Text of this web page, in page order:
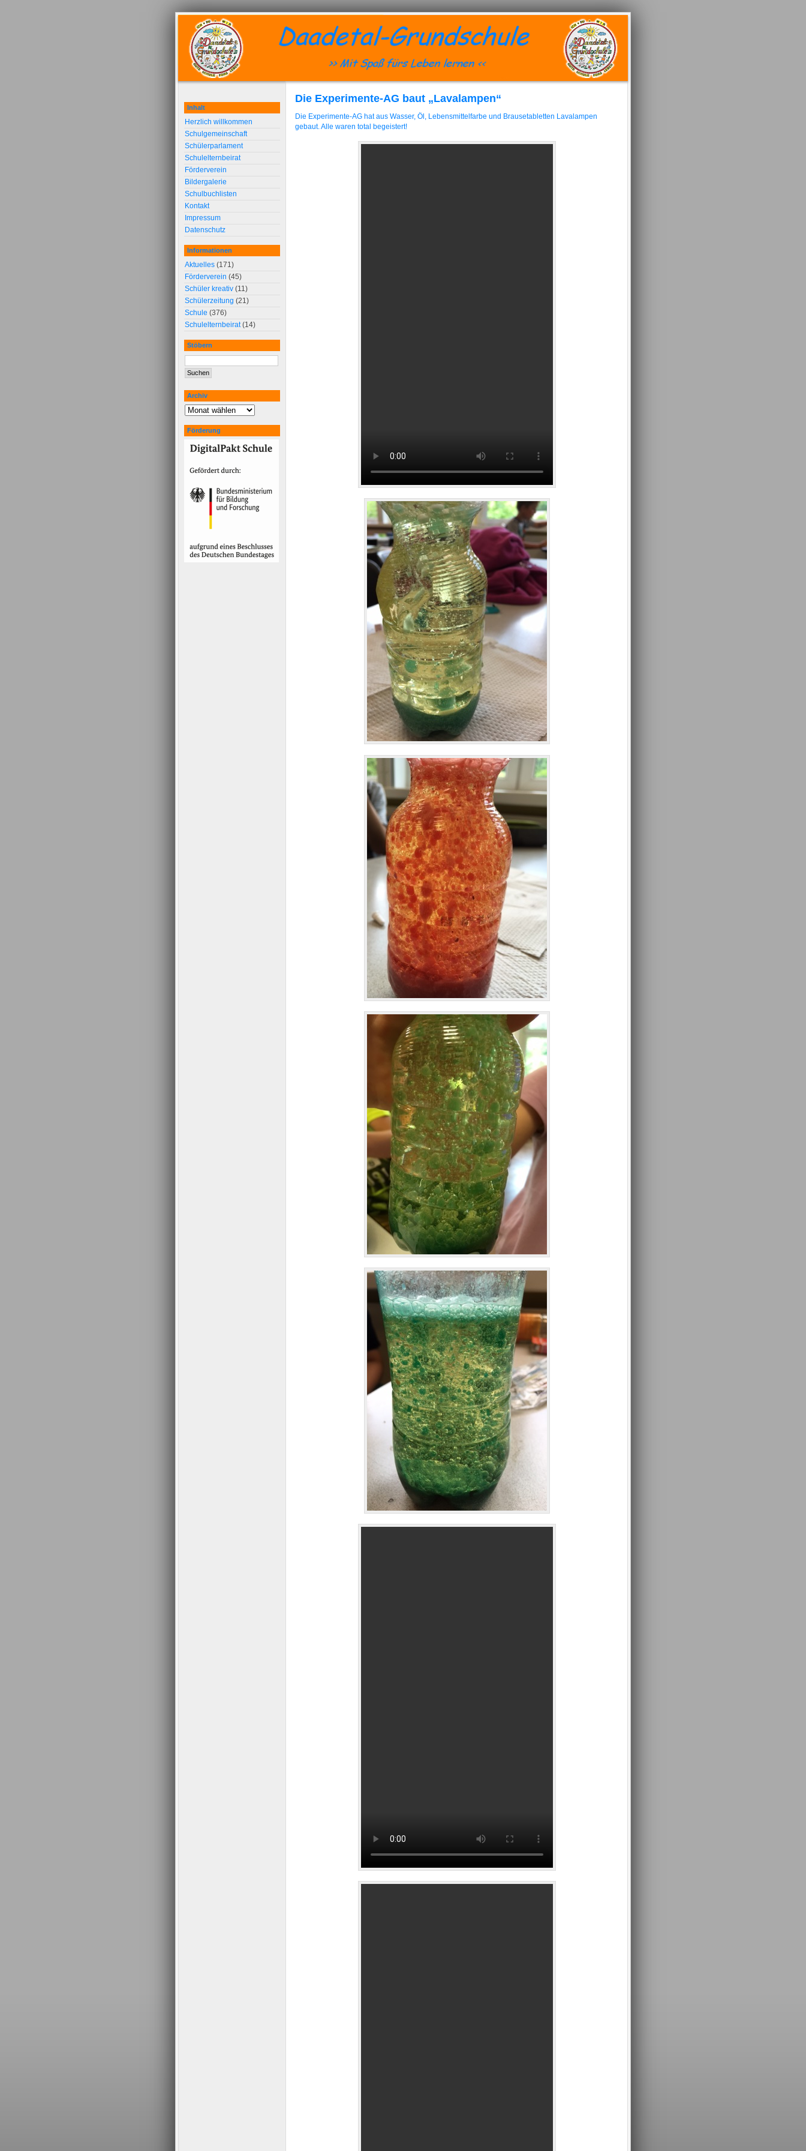
Die Experimente-AG baut „Lavalampen“
Die Experimente-AG hat aus Wasser, Öl, Lebensmittelfarbe und Brausetabletten Lavalampen
gebaut. Alle waren total begeistert!
Inhalt
Herzlich willkommen
Schulgemeinschaft
Schülerparlament
Schulelternbeirat
Förderverein
Bildergalerie
Schulbuchlisten
Kontakt
Impressum
Datenschutz
Informationen
Aktuelles (171)
Förderverein (45)
Schüler kreativ (11)
Schülerzeitung (21)
Schule (376)
Schulelternbeirat(14)
Stöbern
Archiv
Förderung